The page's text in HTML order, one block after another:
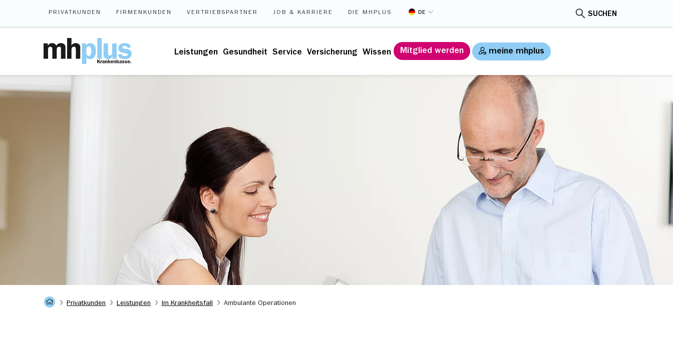
PRIVATKUNDEN FIRMENKUNDEN VERTRIEBSPARTNER JOB & KARRIERE DIE MHPLUS DE SUCHEN
Leistungen Gesundheit Service Versicherung Wissen Mitglied werden meine mhplus
Startseite
Privatkunden
Leistungen Im Krankheitsfall Ambulante Operationen